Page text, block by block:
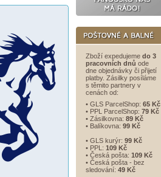
Zboží expedujeme do 3
pracovních dnů ode
dne objednávky či přijetí
platby. Zásilky posíláme
s těmito partnery v
cenách od:
• GLS ParcelShop: 65 Kč
• PPL ParcelShop: 79 Kč
• Zásilkovna: 89 Kč
• Balíkovna: 99 Kč
• GLS kurýr: 99 Kč
• PPL: 109 Kč
• Česká pošta: 109 Kč
• Česká pošta - bez
sledování: 49 Kč